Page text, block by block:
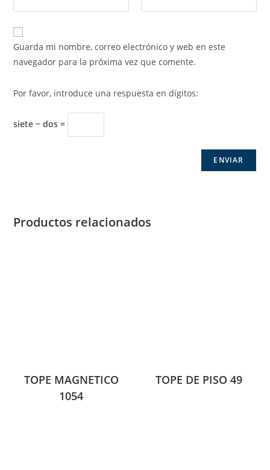
Guarda mi nombre, correo electrónico y web en este
navegador para la próxima vez que comente.
Por favor, introduce una respuesta en dígitos:
siete − dos =
Productos relacionados
TOPE MAGNETICO
1054
TOPE DE PISO 49